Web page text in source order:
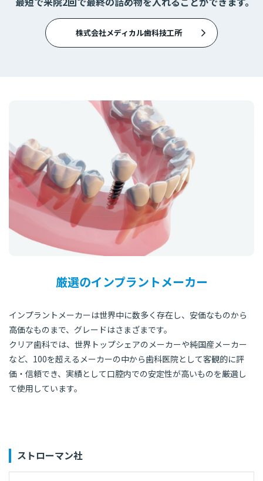
株式会社メディカル歯科技工所
厳選のインプラントメーカー
インプラントメーカーは世界中に数多く存在し、安価なものから
高価なものまで、グレードはさまざまです。
クリア歯科では、世界トップシェアのメーカーや純国産メーカー
など、100を超えるメーカーの中から歯科医院として客観的に評
価・信頼でき、実績として口腔内での安定性が高いものを厳選し
て使用しています。
ストローマン社